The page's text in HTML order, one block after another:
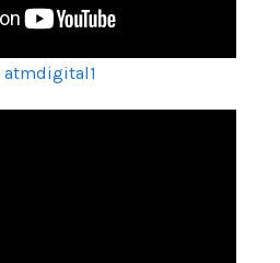
atmdigital1